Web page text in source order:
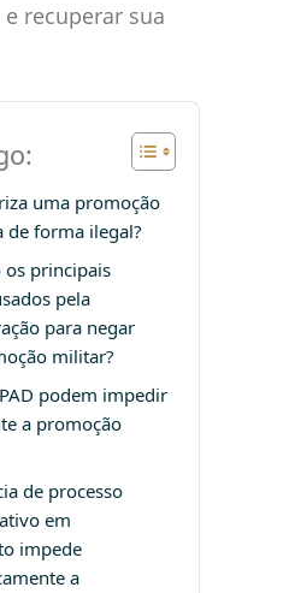
e recuperar sua
uma promoção
de forma ilegal?
os principais
pela
para negar
militar?
podem impedir
a promoção
de processo
em
impede
a